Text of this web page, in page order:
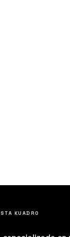
KUADRO